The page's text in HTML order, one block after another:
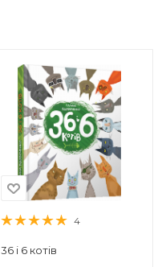
4
36 і 6 котів